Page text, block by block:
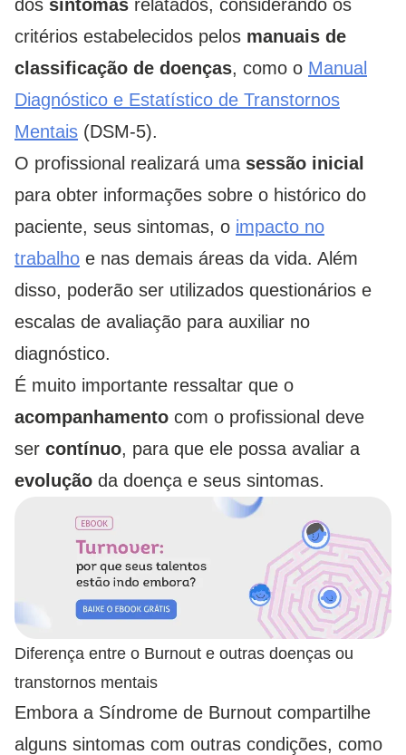
dos sintomas relatados, considerando os
critérios estabelecidos pelos manuais de
classificação de doenças, como o Manual
Diagnóstico e Estatístico de Transtornos
Mentais (DSM-5).
O profissional realizará uma sessão inicial
para obter informações sobre o histórico do
paciente, seus sintomas, o impacto no
trabalho e nas demais áreas da vida. Além
disso, poderão ser utilizados questionários e
escalas de avaliação para auxiliar no
diagnóstico.
É muito importante ressaltar que o
acompanhamento com o profissional deve
ser contínuo, para que ele possa avaliar a
evolução da doença e seus sintomas.
Diferença entre o Burnout e outras doenças ou
transtornos mentais
Embora a Síndrome de Burnout compartilhe
alguns sintomas com outras condições, como